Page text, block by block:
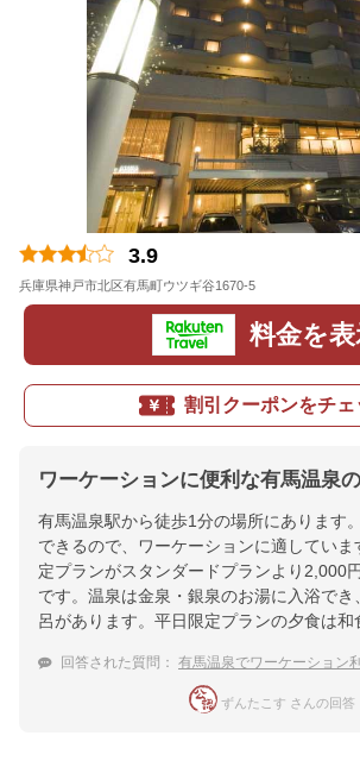
3.9
兵庫県神戸市北区有馬町ウツギ谷1670-5
料金を表
割引クーポンをチェ
ワーケーションに便利な有馬温泉
有馬温泉駅から徒歩1分の場所にあります
できるので、ワーケーションに適していま
定プランがスタンダードプランより2,000
です。温泉は金泉・銀泉のお湯に入浴で
呂があります。平日限定プランの夕食は和
回答された質問： 有馬温泉でワーケーション
ずんたこす さんの回答